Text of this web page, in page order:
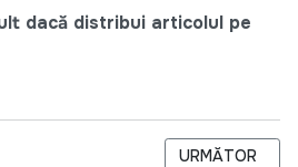
dacă distribui articolul pe
CENTRUL MEDIA PENTRU TINERI
ARTICOLUL
URMĂTOR